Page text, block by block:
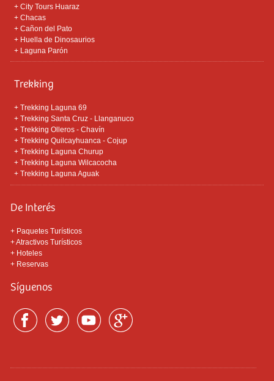
+ City Tours Huaraz
+ Chacas
+ Cañon del Pato
+ Huella de Dinosaurios
+ Laguna Parón
Trekking
+ Trekking Laguna 69
+ Trekking Santa Cruz - Llanganuco
+ Trekking Olleros - Chavín
+ Trekking Quilcayhuanca - Cojup
+ Trekking Laguna Churup
+ Trekking Laguna Wilcacocha
+ Trekking Laguna Aguak
De Interés
+ Paquetes Turísticos
+Atractivos Turísticos
+ Hoteles
+ Reservas
Síguenos